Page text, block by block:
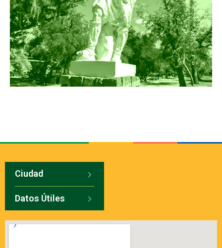
Ciudad
Datos Útiles